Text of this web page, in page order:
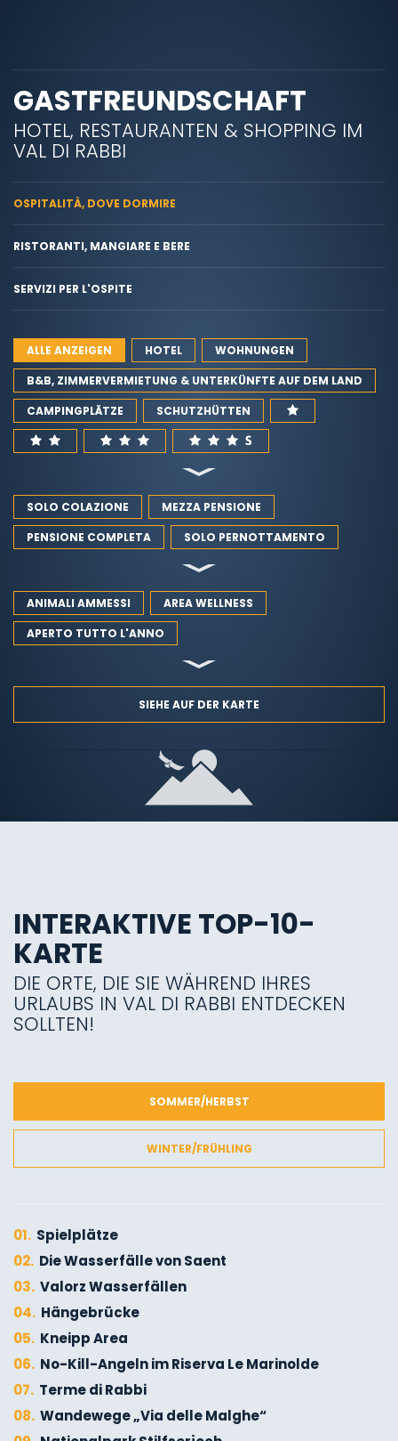
GASTFREUNDSCHAFT
HOTEL, RESTAURANTEN & SHOPPING IM
VAL DI RABBI
OSPITALITÀ, DOVE DORMIRE
RISTORANTI, MANGIARE E BERE
SERVIZI PER L'OSPITE
ALLE ANZEIGEN HOTEL
WOHNUNGEN
B&B, ZIMMERVERMIETUNG & UNTERKÜNFTE AUF DEM LAND
CAMPINGPLÄTZE
SCHUTZHÜTTEN
SOLO COLAZIONE
MEZZA PENSIONE
PENSIONE COMPLETA
SOLO PERNOTTAMENTO
ANIMALI AMMESSI
AREA WELLNESS
APERTO TUTTO L'ANNO
SIEHE AUF DER KARTE
INTERAKTIVE TOP-10-
KARTE
DIE ORTE, DIE SIE WÄHREND IHRES
URLAUBS IN VAL DI RABBI ENTDECKEN
SOLLTEN!
SOMMER/HERBST
WINTER/FRÜHLING
01. Spielplätze
02. Die Wasserfälle von Saent
03. Valorz Wasserfällen
04. Hängebrücke
05. Kneipp Area
06. No-Kill-Angeln im Riserva Le Marinolde
07. Terme di Rabbi
08. Wandewege „Via delle Malghe“